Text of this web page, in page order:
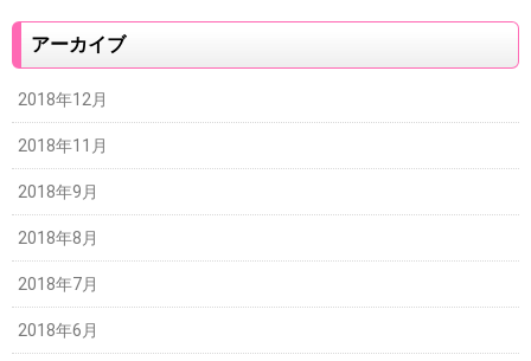
アーカイブ
2018年12月
2018年11月
2018年9月
2018年8月
2018年7月
2018年6月